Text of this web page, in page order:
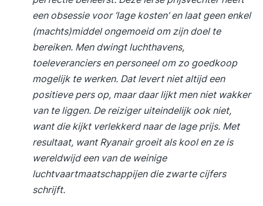
AI-initiatieven Projectevaluatie en leerpunten
Take aways (+ deelnemers gaan naar huis met
eigen stap-voor-stap plan) Lesmateriaal Diverse
hand-outs, AI-demo’s en interactieve opdrachten
worden tijdens de training uitgedeeld. Examen De
training bereidt je inhoudelijk voor op het AI
Brevet voor Business & Government examen.
Deze is niet inbegrepen. Voorkennis Het niveau is
MBO/HBO en voorkennis is niet
benodigd.Basiskennis van AI, data of technologie
is een voordeel, maar niet noodzakelijk.
Certificaat Na afronding van de training wordt
een Dimensions Training certificaat als
een obsessie voor ‘lage kosten’ en laat geen enkel
(machts)middel ongemoeid om zijn doel te
bereiken. Men dwingt luchthavens,
toeleveranciers en personeel om zo goedkoop
mogelijk te werken. Dat levert niet altijd een
positieve pers op, maar daar lijkt men niet wakker
van te liggen. De reiziger uiteindelijk ook niet,
want die kijkt verlekkerd naar de lage prijs. Met
resultaat, want Ryanair groeit als kool en ze is
wereldwijd een van de weinige
luchtvaartmaatschappijen die zwarte cijfers
schrijft.